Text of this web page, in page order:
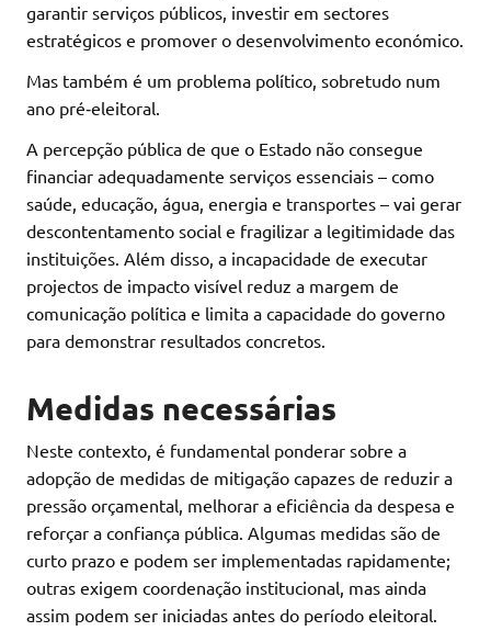
garantir serviços públicos, investir em sectores
estratégicos e promover o desenvolvimento económico.
Mas também é um problema político, sobretudo num
ano pré‑eleitoral.
A percepção pública de que o Estado não consegue
financiar adequadamente serviços essenciais – como
saúde, educação, água, energia e transportes – vai gerar
descontentamento social e fragilizar a legitimidade das
instituições. Além disso, a incapacidade de executar
projectos de impacto visível reduz a margem de
comunicação política e limita a capacidade do governo
para demonstrar resultados concretos.
Medidas necessárias
Neste contexto, é fundamental ponderar sobre a
adopção de medidas de mitigação capazes de reduzir a
pressão orçamental, melhorar a eficiência da despesa e
reforçar a confiança pública. Algumas medidas são de
curto prazo e podem ser implementadas rapidamente;
outras exigem coordenação institucional, mas ainda
assim podem ser iniciadas antes do período eleitoral.